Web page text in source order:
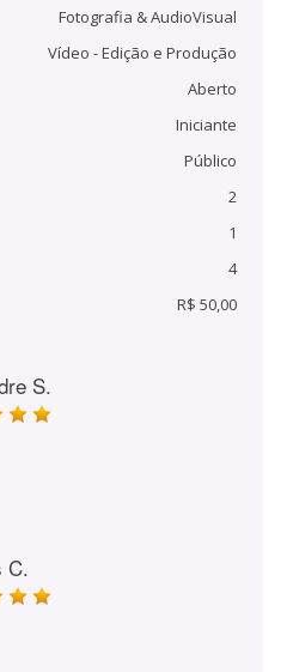
Fotografia & AudioVisual
Vídeo - Edição e Produção
Aberto
Iniciante
Público
2
1
4
R$ 50,00
S.
C.